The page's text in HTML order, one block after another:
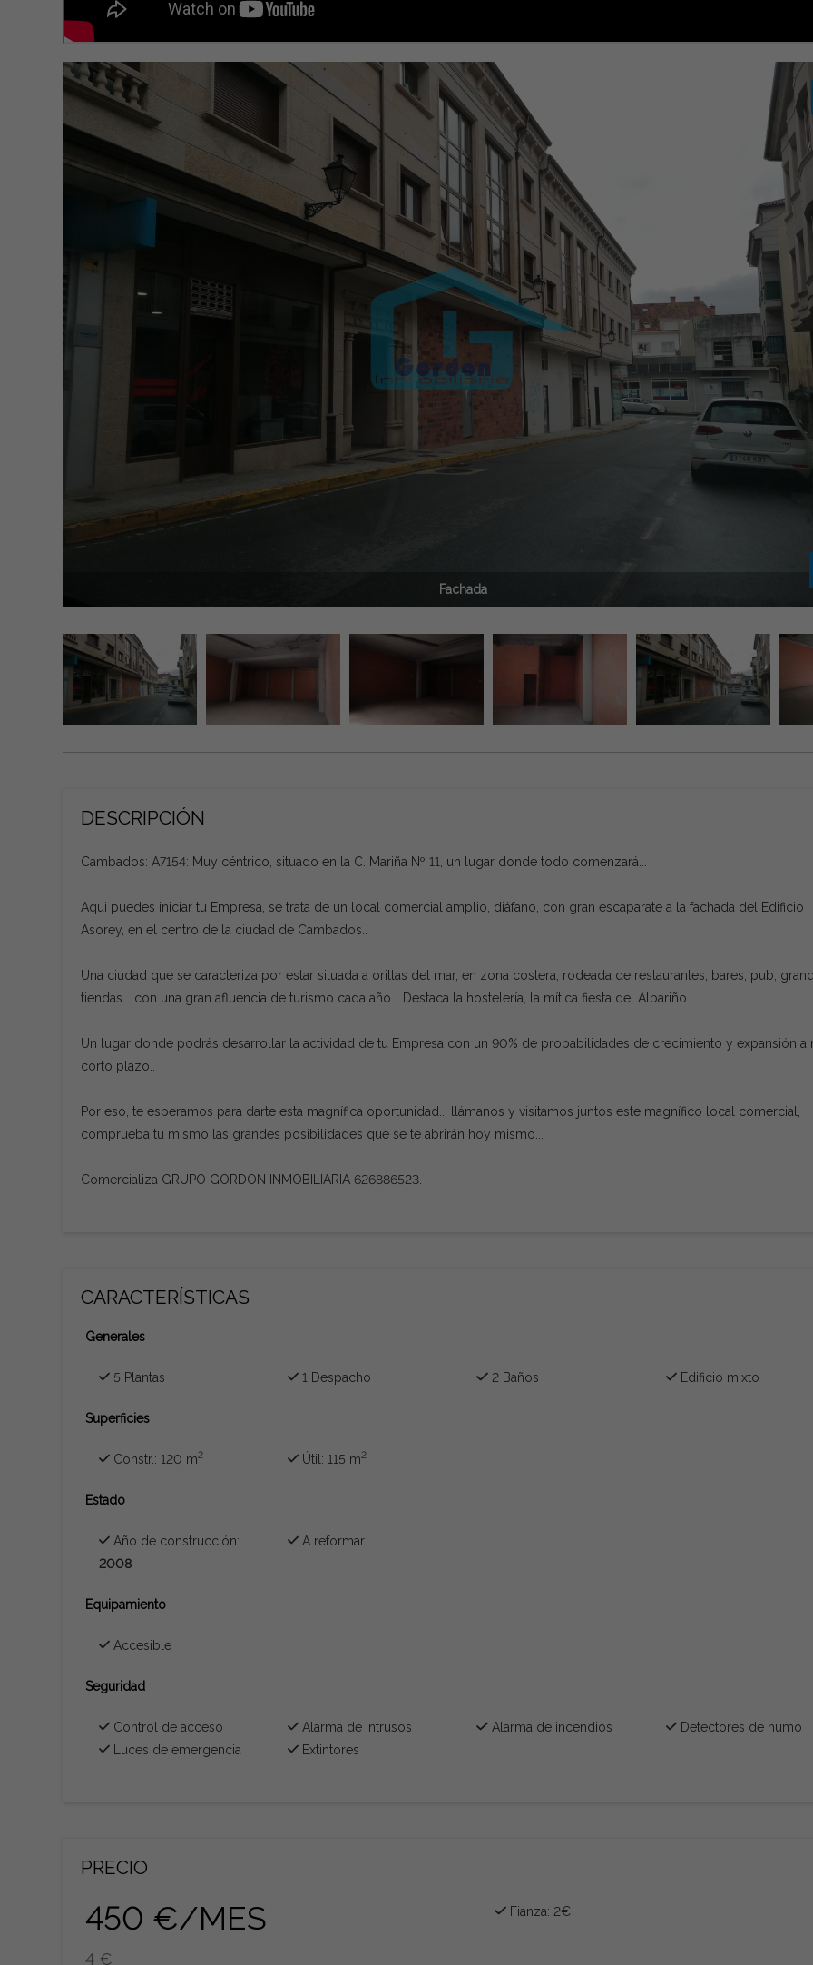
Fachada
DESCRIPCIÓN
Cambados: A7154: Muy céntrico, situado en la C. Mariña Nº 11, un lugar donde todo comenzará...
Aqui puedes iniciar tu Empresa, se trata de un local comercial amplio, diáfano, con gran escaparate a la fachada del Edificio
Asorey, en el centro de la ciudad de Cambados..
Una ciudad que se caracteriza por estar situada a orillas del mar, en zona costera, rodeada de restaurantes, bares, pub,
tiendas... con una gran afluencia de turismo cada año... Destaca la hostelería, la mítica fiesta del Albariño...
Un lugar donde podrás desarrollar la actividad de tu Empresa con un 90% de probabilidades de crecimiento y expansión a
corto plazo..
Por eso, te esperamos para darte esta magnífica oportunidad... llámanos y visitamos juntos este magnífico local comercial,
comprueba tu mismo las grandes posibilidades que se te abrirán hoy mismo...
Comercializa GRUPO GORDON INMOBILIARIA 626886523.
CARACTERÍSTICAS
Generales
5 Plantas 1 Despacho 2 Baños Edificio mixto
Superficies
Constr.: 120 m2 Útil: 115 m2
Estado
Año de construcción:
2008
A reformar
Equipamiento
Accesible
Seguridad
Control de acceso Alarma de intrusos Alarma de incendios
Detectores de humo
Luces de emergencia
Extintores
PRECIO
450 €/MES
4 €
Fianza: 2€